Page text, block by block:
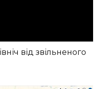
від звільненого